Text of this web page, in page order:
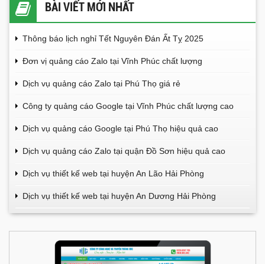
BÀI VIẾT MỚI NHẤT
Thông báo lịch nghỉ Tết Nguyên Đán Ất Tỵ 2025
Đơn vị quảng cáo Zalo tại Vĩnh Phúc chất lượng
Dịch vụ quảng cáo Zalo tại Phú Thọ giá rẻ
Công ty quảng cáo Google tại Vĩnh Phúc chất lượng cao
Dịch vụ quảng cáo Google tại Phú Thọ hiệu quả cao
Dịch vụ quảng cáo Zalo tại quận Đồ Sơn hiệu quả cao
Dịch vụ thiết kế web tại huyện An Lão Hải Phòng
Dịch vụ thiết kế web tại huyện An Dương Hải Phòng